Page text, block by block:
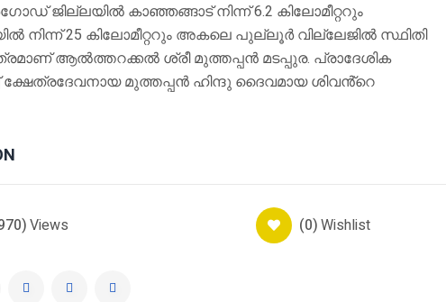
ജില്ലയിൽ കാഞ്ഞങ്ങാട് നിന്ന് 6.2 കിലോമീറ്ററും
നിന്ന് 25 കിലോമീറ്ററും അകലെ പുല്ലൂർ വില്ലേജിൽ സ്ഥിതി
ആൽത്തറക്കൽ ശ്രീ മുത്തപ്പൻ മടപ്പുര. പ്രാദേശിക
ക്ഷേത്രദേവനായ മുത്തപ്പൻ ഹിന്ദു ദൈവമായ ശിവൻ്റെ
Views (0)Wishlist